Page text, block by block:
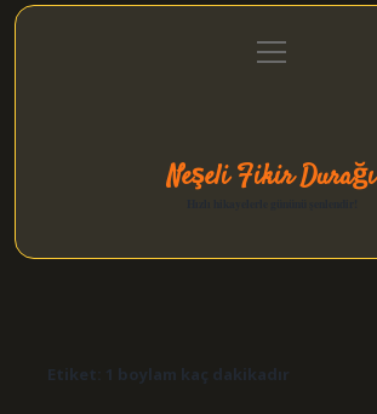
Gizlilik Politikası
menüyü
aç
Neşeli Fikir Durağı
Etiket: 1 boylam kaç dakikadır